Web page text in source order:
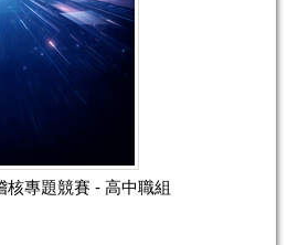
核專題競賽 - 高中職組